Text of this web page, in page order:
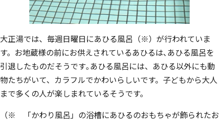
大正湯では、毎週日曜日にあひる風呂（※）が行われていま
す。お地蔵様の前にお供えされているあひるは､あひる風呂を
引退したものだそうです｡あひる風呂には、あひる以外にも動
物たちがいて、カラフルでかわいらしいです。子どもから大人
まで多くの人が楽しまれているそうです。
（※ 「かわり風呂」の浴槽にあひるのおもちゃが飾られたお